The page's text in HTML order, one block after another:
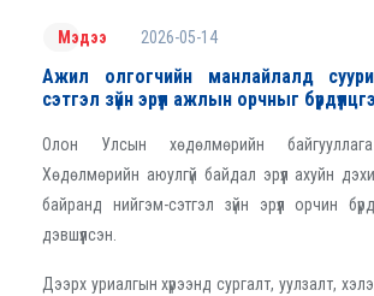
Мэдээ 2026-05-14
Ажил олгогчийн манлайлалд
сэтгэл зүйн эрүүл ажлын орчныг
Олон Улсын хөдөлмөрийн
Хөдөлмөрийн аюулгүй байдал эрүүл ахуйн
байранд нийгэм-сэтгэл зүйн эрүүл орчин
дэвшүүлсэн.
Дээрх уриалгын хүрээнд сургалт, уулзалт,